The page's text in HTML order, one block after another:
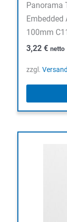
Panorama
100mm
3,22 € netto
zzgl.